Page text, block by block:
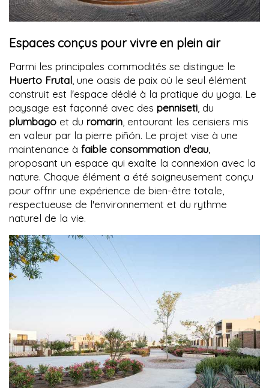
Espaces conçus pour vivre en plein air
Parmi les principales commodités se distingue le
Huerto Frutal, une oasis de paix où le seul élément
construit est l'espace dédié à la pratique du yoga. Le
paysage est façonné avec des penniseti, du
plumbago et du romarin, entourant les cerisiers mis
en valeur par la pierre piñón. Le projet vise à une
maintenance à faible consommation d'eau,
proposant un espace qui exalte la connexion avec la
nature. Chaque élément a été soigneusement conçu
pour offrir une expérience de bien-être totale,
respectueuse de l'environnement et du rythme
naturel de la vie.